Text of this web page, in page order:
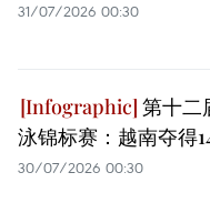
31/07/2026 00:30
第十二
泳锦标赛：越南夺得
30/07/2026 00:30